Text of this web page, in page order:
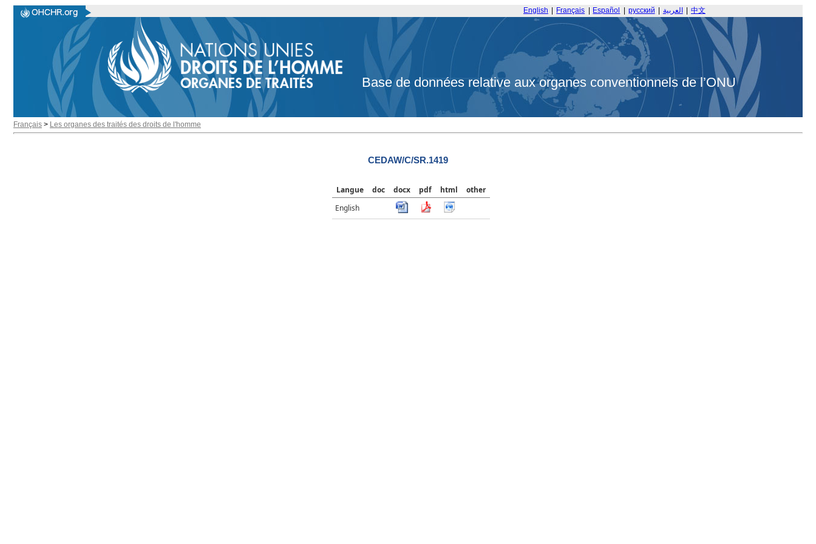
English Français Español русский العربية 中文
Base de données relative aux organes conventionnels de l’ONU
Français > Les organes des traités des droits de l'homme
CEDAW/C/SR.1419
Langue doc docx pdf html
other
English